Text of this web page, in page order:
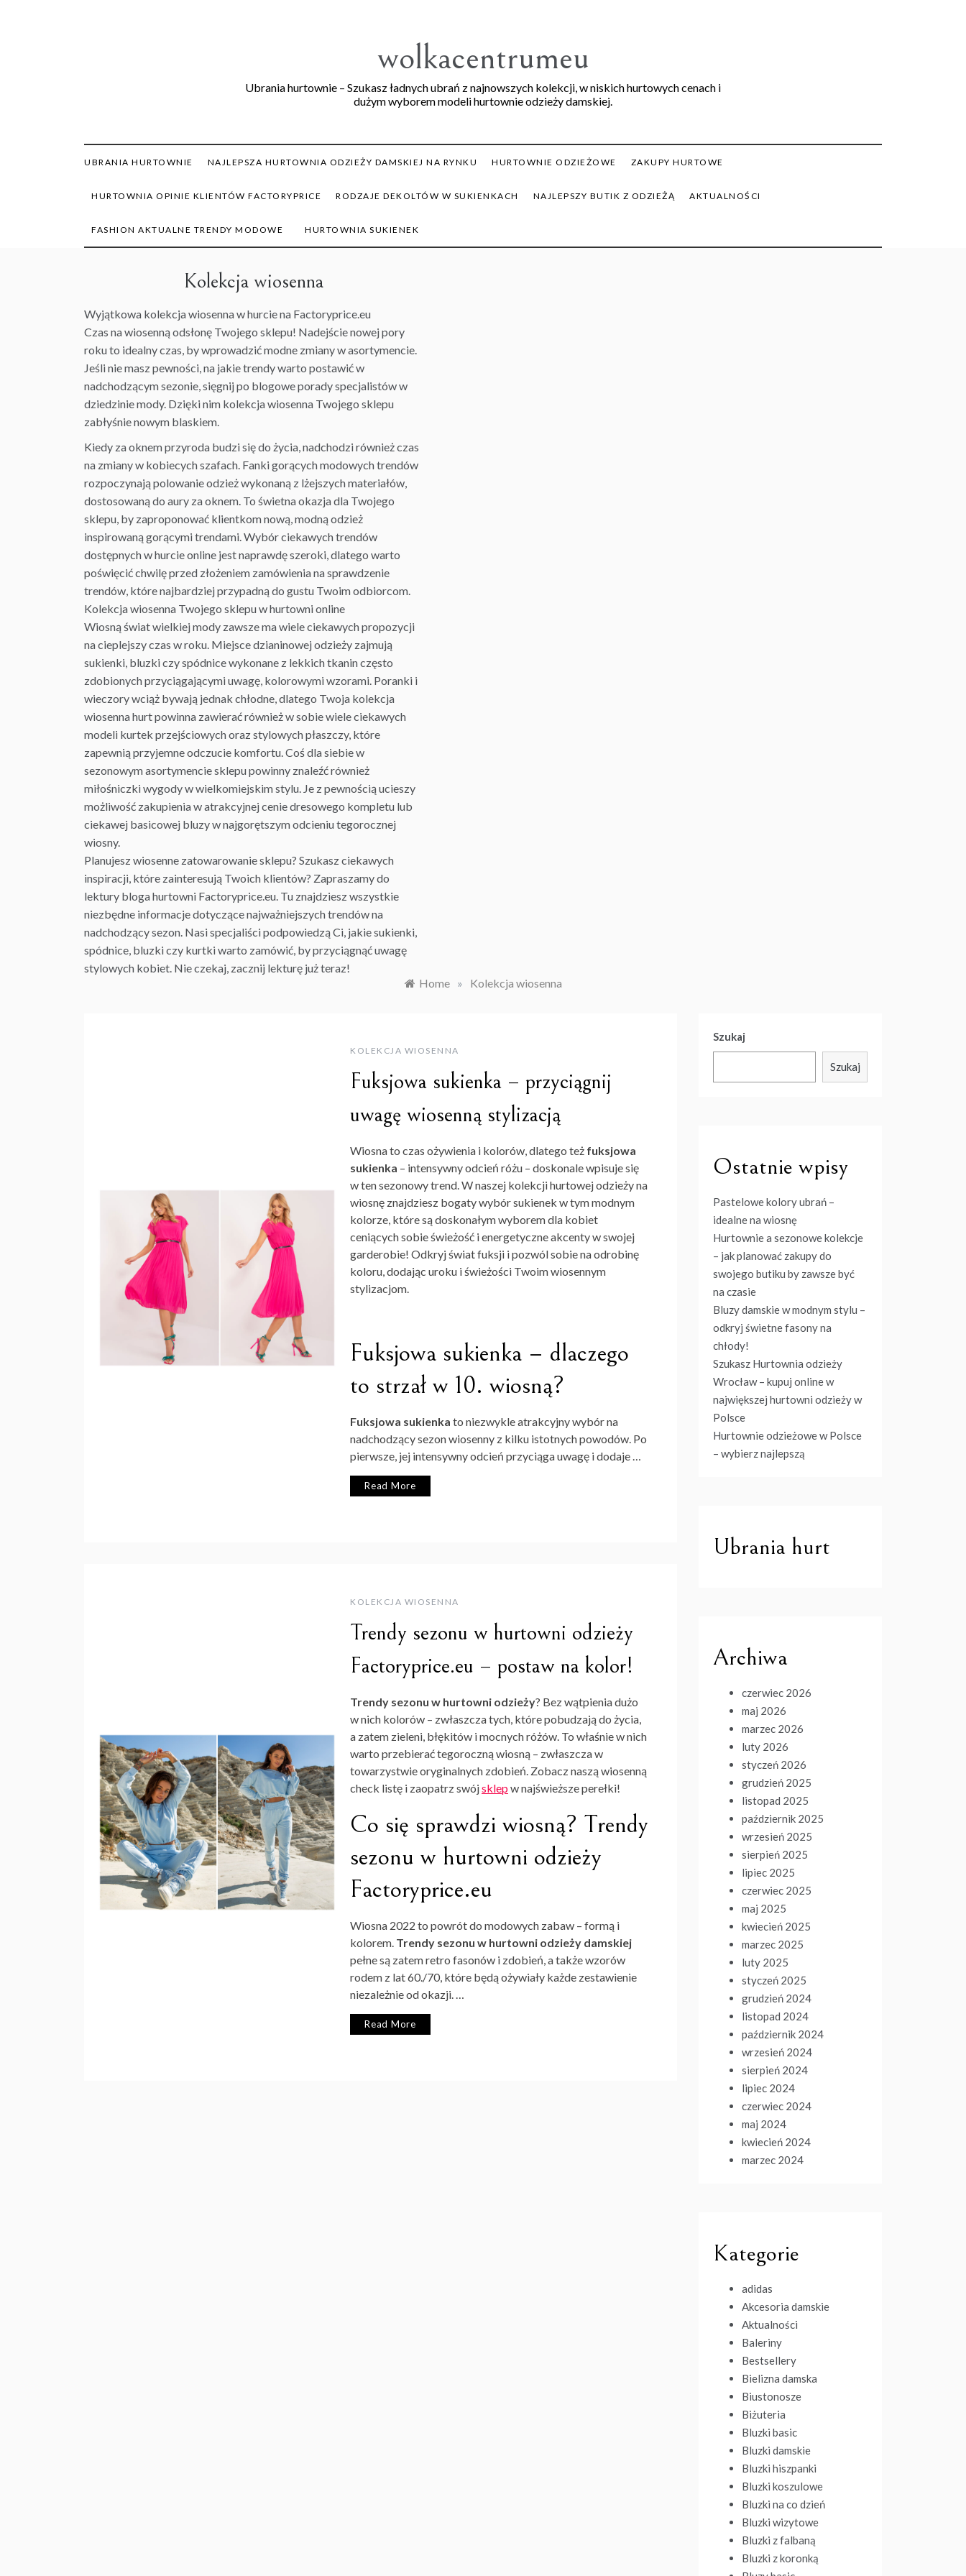
wolkacentrumeu
Ubrania hurtownie – Szukasz ładnych ubrań z najnowszych kolekcji, w niskich hurtowych cenach i
dużym wyborem modeli hurtownie odzieży damskiej.
UBRANIA HURTOWNIE NAJLEPSZA HURTOWNIA ODZIEŻY DAMSKIEJ NA RYNKU HURTOWNIE ODZIEŻOWE ZAKUPY HURTOWE
HURTOWNIA OPINIE KLIENTÓW FACTORYPRICE RODZAJE DEKOLTÓW W SUKIENKACH NAJLEPSZY BUTIK Z ODZIEŻĄ AKTUALNOŚCI
FASHION AKTUALNE TRENDY MODOWE HURTOWNIA SUKIENEK
Kolekcja wiosenna
Wyjątkowa kolekcja wiosenna w hurcie na Factoryprice.eu
Czas na wiosenną odsłonę Twojego sklepu! Nadejście nowej pory
roku to idealny czas, by wprowadzić modne zmiany w asortymencie.
Jeśli nie masz pewności, na jakietrendywarto postawić w
nadchodzącym sezonie, sięgnij po blogoweporadyspecjalistów w
dziedzinie mody. Dzięki nim kolekcja wiosenna Twojego sklepu
zabłyśnie nowym blaskiem.
Kiedy za oknem przyroda budzi się do życia, nadchodzi również czas
na zmiany w kobiecych szafach. Fanki gorących modowych trendów
rozpoczynają polowanie odzież wykonaną z lżejszych materiałów,
dostosowaną do aury za oknem. To świetna okazja dla Twojego
sklepu, by zaproponować klientkom nową, modną odzież
inspirowaną gorącymi trendami. Wybór ciekawych trendów
dostępnych w hurcie online jest naprawdę szeroki, dlatego warto
poświęcić chwilę przed złożeniem zamówienia na sprawdzenie
trendów, które najbardziej przypadną do gustu Twoim odbiorcom.
Kolekcja wiosenna Twojego sklepu w hurtowni online
Wiosną świat wielkiej mody zawsze ma wiele ciekawych propozycji
na cieplejszy czas w roku. Miejsce dzianinowej odzieży zajmują
sukienki, bluzki czy spódnice wykonane z lekkich tkanin często
zdobionych przyciągającymi uwagę, kolorowymi wzorami. Poranki i
wieczory wciąż bywają jednak chłodne, dlatego Twoja kolekcja
wiosenna hurt powinna zawierać również w sobie wiele ciekawych
modeli kurtek przejściowych oraz stylowych płaszczy, które
zapewnią przyjemne odczucie komfortu. Coś dla siebie w
sezonowym asortymencie sklepu powinny znaleźć również
miłośniczki wygody w wielkomiejskim stylu. Je z pewnością ucieszy
możliwość zakupienia w atrakcyjnej cenie dresowego kompletu lub
ciekawej basicowej bluzy w najgorętszym odcieniu tegorocznej
wiosny.
Planujesz wiosenne zatowarowanie sklepu? Szukasz ciekawych
inspiracji, które zainteresują Twoich klientów? Zapraszamy do
lektury bloga hurtowni Factoryprice.eu. Tu znajdziesz wszystkie
niezbędne informacje dotyczące najważniejszych trendów na
nadchodzący sezon. Nasi specjaliści podpowiedzą Ci, jakie sukienki,
spódnice, bluzki czy kurtkiwarto zamówić, by przyciągnąć uwagę
stylowych kobiet. Nie czekaj, zacznij lekturę już teraz!
Home
» Kolekcja wiosenna
KOLEKCJA WIOSENNA
Fuksjowa sukienka – przyciągnij
uwagę wiosenną stylizacją
Wiosna to czas ożywienia i kolorów, dlatego też fuksjowa
sukienka – intensywny odcień różu – doskonale wpisuje się
w ten sezonowy trend. W naszej kolekcji hurtowej odzieży na
wiosnę znajdziesz bogaty wybór sukienek w tym modnym
kolorze, które są doskonałym wyborem dla kobiet
ceniących sobie świeżość i energetyczne akcenty w swojej
garderobie! Odkryj świat fuksji i pozwól sobie na odrobinę
koloru, dodając uroku i świeżości Twoim wiosennym
stylizacjom.
Fuksjowa sukienka – dlaczego
to strzał w 10. wiosną?
Fuksjowa sukienka to niezwykle atrakcyjny wybór na
nadchodzący sezon wiosenny z kilku istotnych powodów. Po
pierwsze, jej intensywny odcień przyciąga uwagę i dodaje …
Read More
KOLEKCJA WIOSENNA
Trendy sezonu w hurtowni odzieży
Factoryprice.eu – postaw na kolor!
Trendy sezonu w hurtowni odzieży? Bez wątpienia dużo
w nich kolorów – zwłaszcza tych, które pobudzają do życia,
a zatem zieleni, błękitów i mocnych różów. To właśnie w nich
warto przebierać tegoroczną wiosną – zwłaszcza w
towarzystwie oryginalnych zdobień. Zobacz naszą wiosenną
check listę i zaopatrz swójsklepw najświeższe perełki!
Co się sprawdzi wiosną? Trendy
sezonu w hurtowni odzieży
Factoryprice.eu
Wiosna 2022 to powrót do modowych zabaw – formą i
kolorem. Trendy sezonu w hurtowni odzieży damskiej
pełne są zatem retro fasonów i zdobień, a także wzorów
rodem z lat 60./70, które będą ożywiały każde zestawienie
niezależnie od okazji. …
Read More
Szukaj
Szukaj
Ostatnie wpisy
Pastelowe kolory ubrań –
idealne na wiosnę
Hurtownie a sezonowe kolekcje
– jak planować zakupy do
swojego butiku by zawsze być
na czasie
Bluzy damskie w modnym stylu –
odkryj świetne fasony na
chłody!
Szukasz Hurtownia odzieży
Wrocław – kupuj online w
największej hurtowni odzieży w
Polsce
Hurtownie odzieżowe w Polsce
– wybierz najlepszą
Ubrania hurt
Archiwa
czerwiec 2026
maj 2026
marzec 2026
luty 2026
styczeń 2026
grudzień 2025
listopad 2025
październik 2025
wrzesień 2025
sierpień 2025
lipiec 2025
czerwiec 2025
maj 2025
kwiecień 2025
marzec 2025
luty 2025
styczeń 2025
grudzień 2024
listopad 2024
październik 2024
wrzesień 2024
sierpień 2024
lipiec 2024
czerwiec 2024
maj 2024
kwiecień 2024
marzec 2024
Kategorie
adidas
Akcesoria damskie
Aktualności
Baleriny
Bestsellery
Bielizna damska
Biustonosze
Biżuteria
Bluzki basic
Bluzki damskie
Bluzki hiszpanki
Bluzki koszulowe
Bluzki na co dzień
Bluzki wizytowe
Bluzki z falbaną
Bluzki z koronką